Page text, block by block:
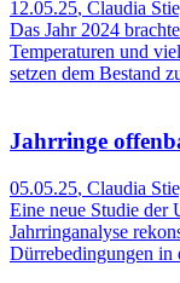
12.05.25, Claudia
Das Jahr 2024
Temperaturen und
setzen dem Bestand
Jahrringe
05.05.25, Claudia
Eine neue Studie der
Jahrringanalyse
Dürrebedingungen in